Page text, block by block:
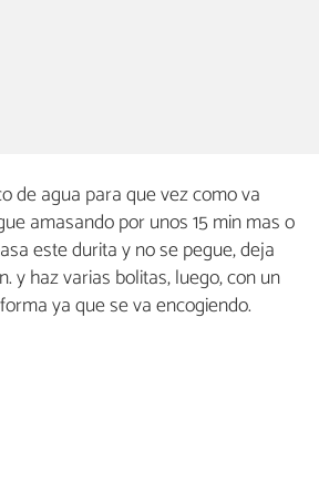
de agua para que vez como va
amasando por unos 15 min mas o
este durita y no se pegue, deja
y haz varias bolitas, luego, con un
ya que se va encogiendo.